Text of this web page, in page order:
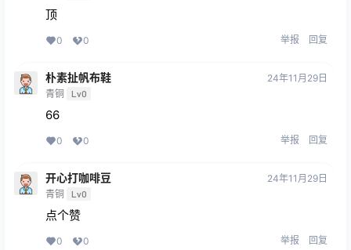
顶
0 0 举报 回复
朴素扯帆布鞋
青铜 Lv0
24年11月29日
66
0 0 举报 回复
开心打咖啡豆
青铜 Lv0
24年11月29日
点个赞
0 0 举报 回复